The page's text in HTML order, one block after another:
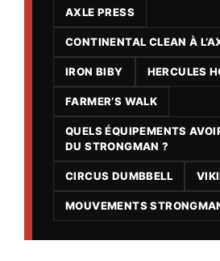
AXLE PRESS
CONTINENTAL CLEAN À
IRON BIBY HERCULES
FARMER’S WALK
QUELS ÉQUIPEMENTS
DU STRONGMAN ?
CIRCUS DUMBBELL
MOUVEMENTS